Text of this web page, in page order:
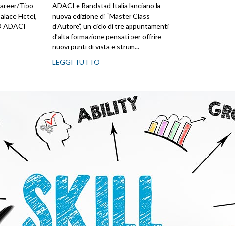
Tipo
Hotel,
ADACI
ADACI e Randstad Italia lanciano la
nuova edizione di “Master Class
d’Autore”, un ciclo di tre appuntamenti
d’alta formazione pensati per offrire
nuovi punti di vista e strum...
LEGGI TUTTO